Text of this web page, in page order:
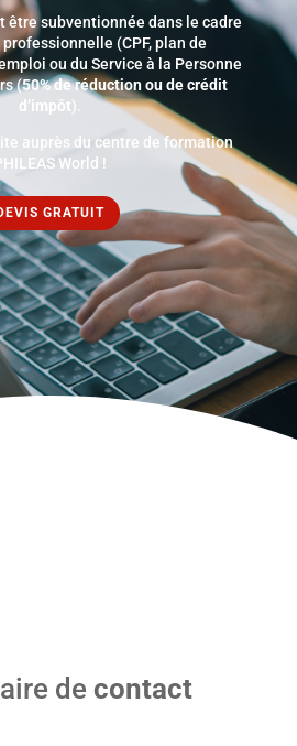
être subventionnée dans le cadre
(CPF, plan de
ou du Service à la Personne
(50% de réduction ou de crédit
d’impôt).
auprès du centre de formation
World !
GRATUIT
de contact